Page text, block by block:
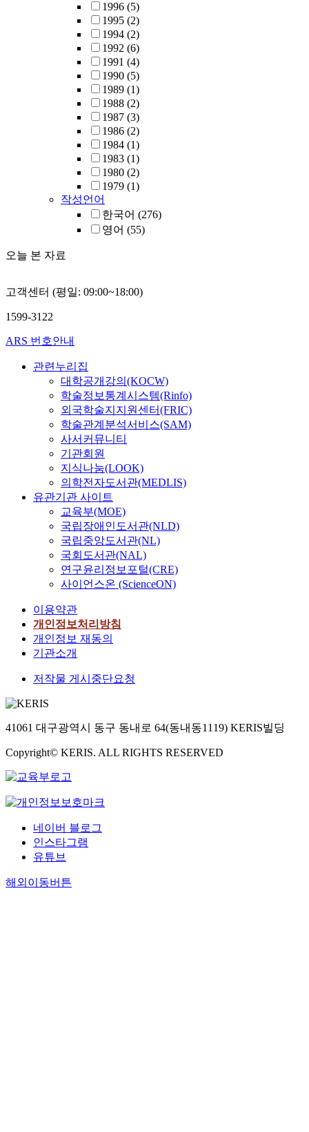
1996 (5)
1995 (2)
1994 (2)
1992 (6)
1991 (4)
1990 (5)
1989 (1)
1988 (2)
1987 (3)
1986 (2)
1984 (1)
1983 (1)
1980 (2)
1979 (1)
작성언어
한국어 (276)
영어 (55)
오늘 본 자료
고객센터 (평일: 09:00~18:00)
1599-3122
ARS 번호안내
관련누리집
대학공개강의(KOCW)
학술정보통계시스템(Rinfo)
외국학술지지원센터(FRIC)
학술관계분석서비스(SAM)
사서커뮤니티
기관회원
지식나눔(LOOK)
의학전자도서관(MEDLIS)
유관기관 사이트
교육부(MOE)
국립장애인도서관(NLD)
국립중앙도서관(NL)
국회도서관(NAL)
연구윤리정보포털(CRE)
사이언스온 (ScienceON)
이용약관
개인정보처리방침
개인정보 재동의
기관소개
저작물 게시중단요청
41061 대구광역시 동구 동내로 64(동내동1119) KERIS빌딩
Copyright© KERIS. ALL RIGHTS RESERVED
네이버 블로그
인스타그램
유튜브
해외이동버튼